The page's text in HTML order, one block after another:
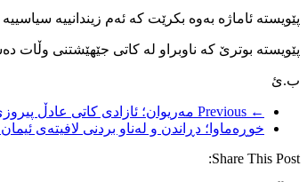
پێویستە ئاماژە بەوە بکرێت کە ئەم زیندانییە سیاسییە لە ناڕەزایەتییەک بەرامبەر بە
پێویستە بوترێ کە ناوبراو لە کاتی جێهێشتنی وڵات
ب.ئ
← Previous
مەریوان؛ ئازادی کاتی عادڵ
خوڕەماوا؛ دڕاندن و لەناو بردنی لافیتەی
Share This Post: